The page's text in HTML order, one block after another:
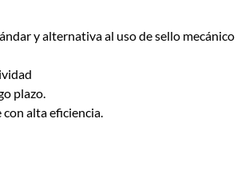
y alternativa al uso de sello mecánico
plazo.
alta eficiencia.